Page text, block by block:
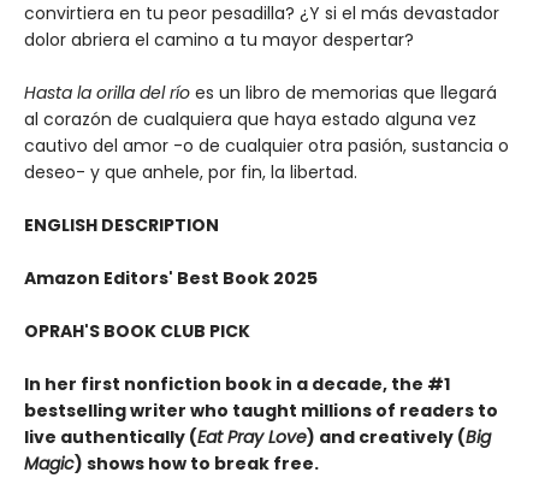
convirtiera en tu peor pesadilla? ¿Y si el más devastador
dolor abriera el camino a tu mayor despertar?
Hasta la orilla del río es un libro de memorias que llegará
al corazón de cualquiera que haya estado alguna vez
cautivo del amor -o de cualquier otra pasión, sustancia o
deseo- y que anhele, por fin, la libertad.
ENGLISH DESCRIPTION
Amazon Editors' Best Book 2025
OPRAH'S BOOK CLUB PICK
In her first nonfiction book in a decade, the #1
bestselling writer who taught millions of readers to
live authentically (Eat Pray Love) and creatively (Big
Magic) shows how to break free.